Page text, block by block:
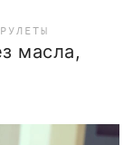
масла,